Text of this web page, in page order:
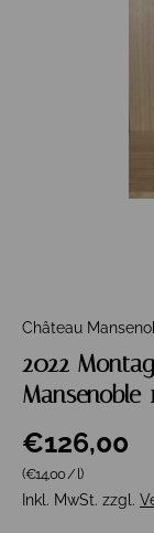
Château
2022
Mansenoble
€126,00
Grundpreis
(€14,00/l)
Inkl. MwSt. zzgl.